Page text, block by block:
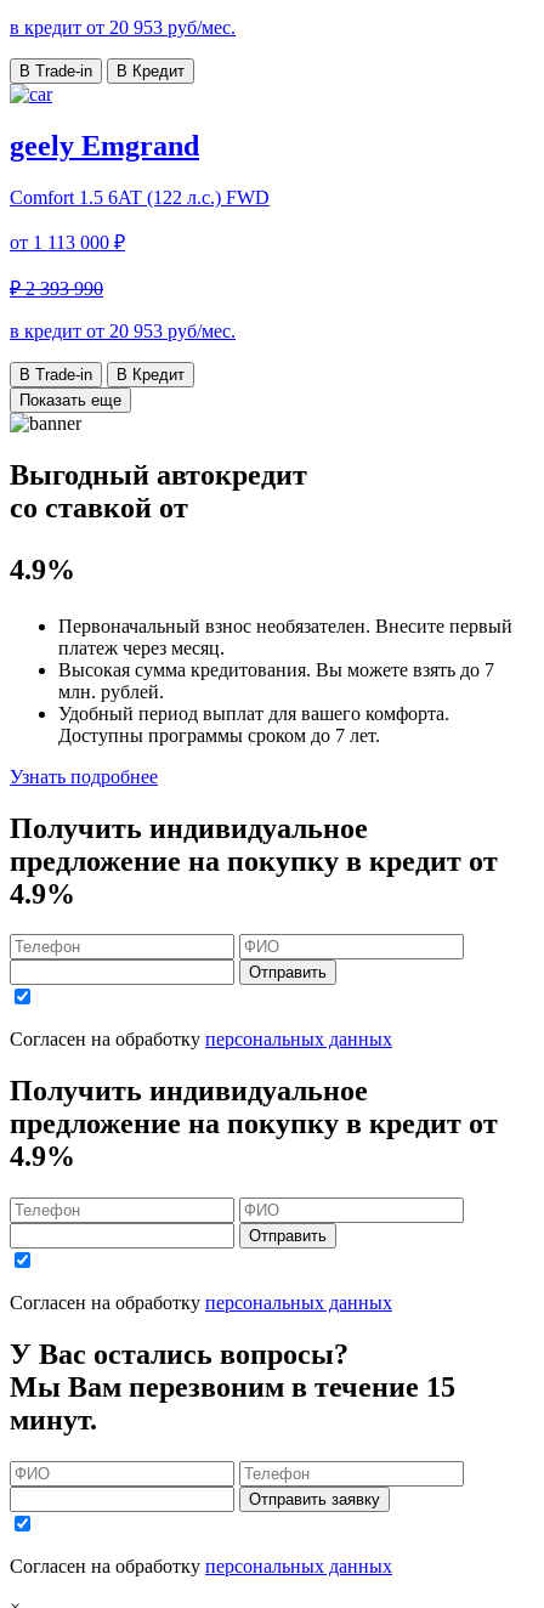
в кредит от 20 953 руб/мес.
В Trade-in В Кредит
geely Emgrand
Comfort 1.5 6AT (122 л.с.) FWD
от 1 113 000 ₽
₽ 2 393 990
в кредит от 20 953 руб/мес.
В Trade-in
В Кредит
Показать еще
Выгодный автокредит
со ставкой от
4.9%
Первоначальный взнос необязателен. Внесите первый
платеж через месяц.
Высокая сумма кредитования. Вы можете взять до 7
млн. рублей.
Удобный период выплат для вашего комфорта.
Доступны программы сроком до 7 лет.
Узнать подробнее
Получить индивидуальное
предложение на покупку в кредит от
4.9%
Отправить
Согласен на обработку персональных данных
Получить индивидуальное
предложение на покупку в кредит от
4.9%
Отправить
Согласен на обработку персональных данных
У Вас остались вопросы?
Мы Вам перезвоним в течение 15
минут.
Отправить заявку
Согласен на обработку персональных данных